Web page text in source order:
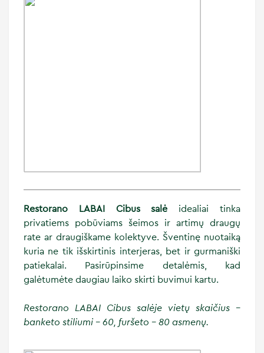
Restorano LABAI Cibus salė idealiai tinka
privatiems pobūviams šeimos ir artimų draugų
rate ar draugiškame kolektyve. Šventinę nuotaiką
kuria ne tik išskirtinis interjeras, bet ir gurmaniški
patiekalai. Pasirūpinsime detalėmis, kad
galėtumėte daugiau laiko skirti buvimui kartu.
Restorano LABAI Cibus salėje vietų skaičius –
banketo stiliumi – 60, furšeto – 80 asmenų.